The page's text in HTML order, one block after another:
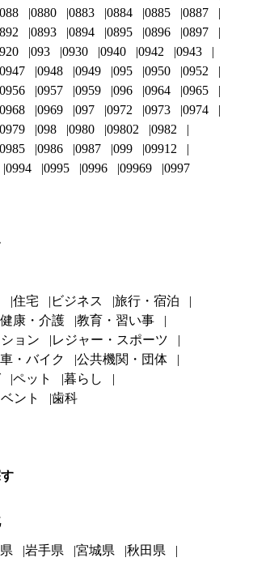
088 0880 0883 0884 0885
0887
0893 0894 0895 0896
0897
093 0930 0940 0942
0943
0947 0948 0949 095 0950
0952
0956 0957 0959 096 0964
0965
0968 0969 097 0972 0973
0974
0979 098 0980 09802
0982
0985 0986 0987 099
09912
0994 0995 0996 09969 0997
住宅 ビジネス
旅行・宿泊
康・介護
教育・習い事
ョン
レジャー・スポーツ
・バイク
公共機関・団体
ペット
暮らし
ント
歯科
岩手県 宮城県
秋田県